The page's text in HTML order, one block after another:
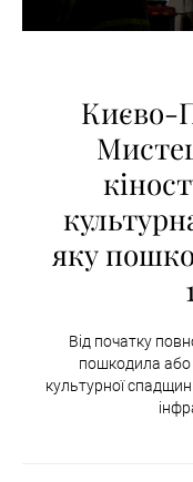
Києво-
яку
Від початку
пошкодила або
культурної